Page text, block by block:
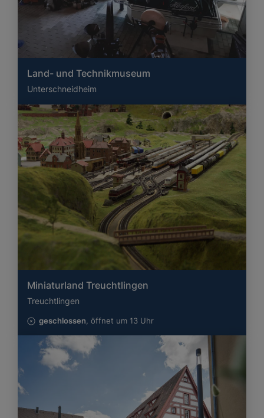
Land- und Technikmuseum
Unterschneidheim
Miniaturland Treuchtlingen
Treuchtlingen
geschlossen , öffnet um 13 Uhr